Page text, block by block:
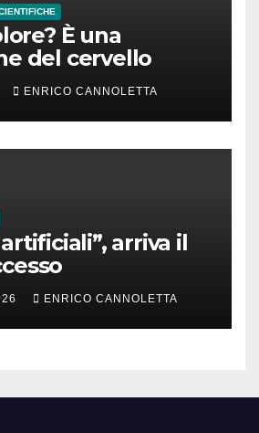
È una
del cervello
ENRICO CANNOLETTA
arriva il
ENRICO CANNOLETTA